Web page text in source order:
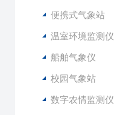
便携式气象站
温室环境监测仪
船舶气象仪
校园气象站
数字农情监测仪